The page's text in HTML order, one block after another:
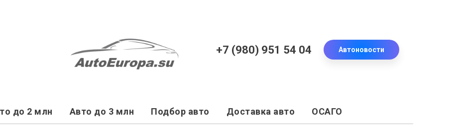
+7 (980) 951 54 04 Автоновости
до 2 млн Авто до 3 млн Подбор авто Доставка авто ОСАГО